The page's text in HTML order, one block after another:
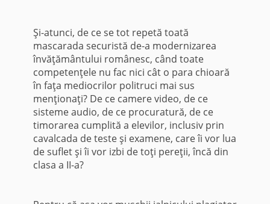
Şi-atunci, de ce se tot repetă toată
mascarada securistă de-a modernizarea
învăţământului românesc, când toate
competenţele nu fac nici cât o para chioară
în faţa mediocrilor politruci mai sus
menţionaţi? De ce camere video, de ce
sisteme audio, de ce procuratură, de ce
timorarea cumplită a elevilor, inclusiv prin
cavalcada de teste şi examene, care îi vor lua
de suflet şi îi vor izbi de toţi pereţii, încă din
clasa a II-a?